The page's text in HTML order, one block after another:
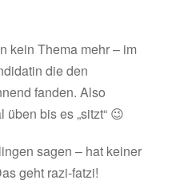
kein Thema mehr – im
die den
fanden. Also
bis es „sitzt“ 😉
sagen – hat keiner
geht razi-fatzi!